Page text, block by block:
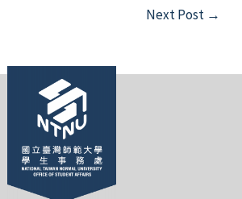
Next Post →